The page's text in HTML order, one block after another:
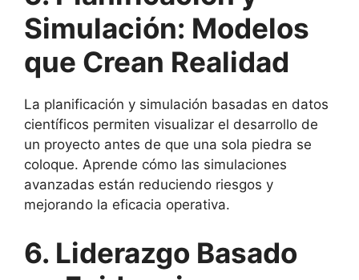
Simulación: Modelos
que Crean Realidad
La planificación y simulación basadas en datos
científicos permiten visualizar el desarrollo de
un proyecto antes de que una sola piedra se
coloque. Aprende cómo las simulaciones
avanzadas están reduciendo riesgos y
mejorando la eficacia operativa.
6. Liderazgo Basado